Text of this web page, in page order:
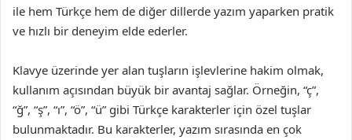
ile hem Türkçe hem de diğer dillerde yazım yaparken pratik
ve hızlı bir deneyim elde ederler.
Klavye üzerinde yer alan tuşların işlevlerine hakim olmak,
kullanım açısından büyük bir avantaj sağlar. Örneğin, “ç”,
“ğ”, “ş”, “ı”, “ö”, “ü” gibi Türkçe karakterler için özel tuşlar
bulunmaktadır. Bu karakterler, yazım sırasında en çok